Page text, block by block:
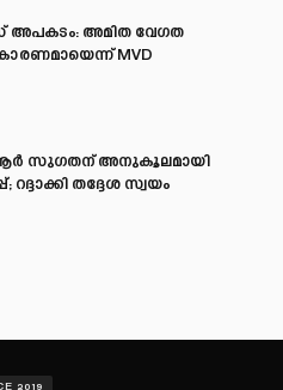
അപകടം: അമിത വേഗത
MVD
സുഗതന് അനുകൂലമായി
തദ്ദേശ സ്വയം
2019